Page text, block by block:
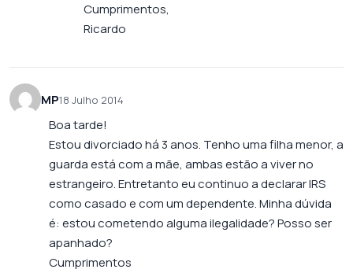
Cumprimentos,
Ricardo
MP18 Julho 2014
Boa tarde!
Estou divorciado há 3 anos. Tenho uma filha menor, a
guarda está com a mãe, ambas estão a viver no
estrangeiro. Entretanto eu continuo a declarar IRS
como casado e com um dependente. Minha dúvida
é: estou cometendo alguma ilegalidade? Posso ser
apanhado?
Cumprimentos